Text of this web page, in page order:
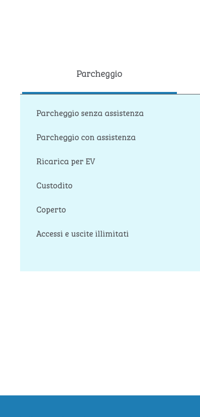
Parcheggio
Parcheggio senza assistenza
Parcheggio con assistenza
Ricarica per EV
Custodito
Coperto
Accessi e uscite illimitati